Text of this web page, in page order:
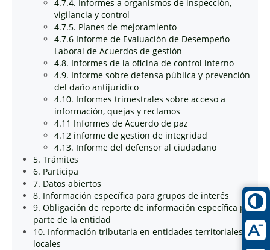
4.7.4. Informes a organismos de inspección,
vigilancia y control
4.7.5. Planes de mejoramiento
4.7.6 Informe de Evaluación de Desempeño
Laboral de Acuerdos de gestión
4.8. Informes de la oficina de control interno
4.9. Informe sobre defensa pública y prevención
del daño antijurídico
4.10. Informes trimestrales sobre acceso a
información, quejas y reclamos
4.11 Informes de Acuerdo de paz
4.12 informe de gestion de integridad
4.13. Informe del defensor al ciudadano
5. Trámites
6. Participa
7. Datos abiertos
8. Información específica para grupos de interés
9. Obligación de reporte de información específica por
parte de la entidad
10. Información tributaria en entidades territoriales
locales